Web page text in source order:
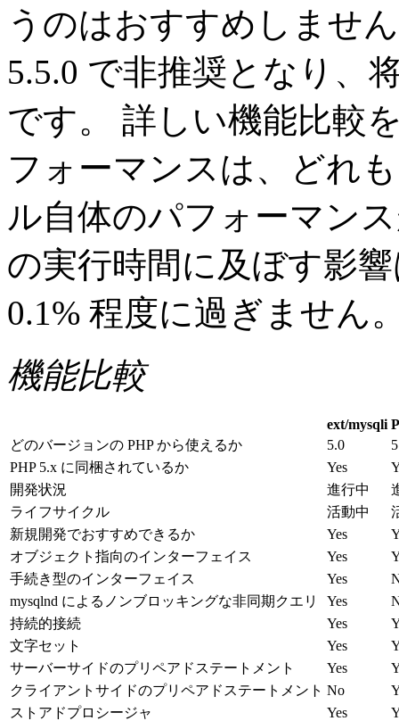
うのはおすすめしませ
5.5.0 で非推奨となり、
です。 詳しい機能比較
フォーマンスは、どれ
ル自体のパフォーマン
の実行時間に及ぼす影
0.1% 程度に過ぎません
機能比較
ext/mysqli
どのバージョンの PHP から使えるか
5.0
PHP 5.x に同梱されているか
Yes
開発状況
進行中
ライフサイクル
活動中
新規開発でおすすめできるか
Yes
オブジェクト指向のインターフェイス
Yes
手続き型のインターフェイス
Yes
mysqlnd によるノンブロッキングな非同期クエリ
Yes
持続的接続
Yes
文字セット
Yes
サーバーサイドのプリペアドステートメント
Yes
クライアントサイドのプリペアドステートメント No
ストアドプロシージャ
Yes